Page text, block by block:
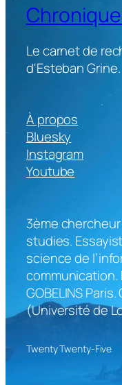
Le carnet de
d'Esteban Grine.
À propos
Bluesky
Instagram
Youtube
3ème
studies.
science de
GOBELINS
(Université de
Twenty Twenty-Five